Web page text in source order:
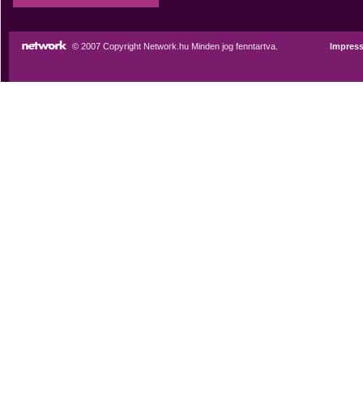
© 2007 Copyright Network.hu Minden jog fenntartva.